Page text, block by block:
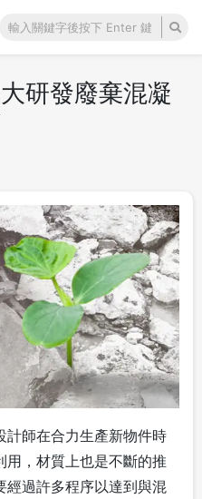
研發廢棄混凝
計師在合力生產新物件時
用，材質上也是不斷的推
經過許多程序以達到與混